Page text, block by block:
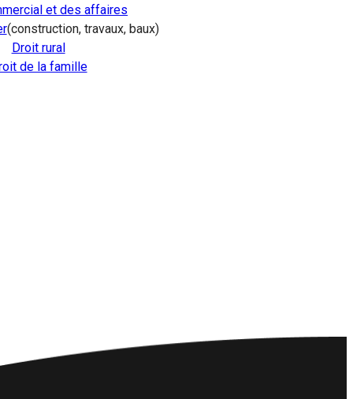
et des affaires
(construction, travaux, baux)
Droit rural
de la famille